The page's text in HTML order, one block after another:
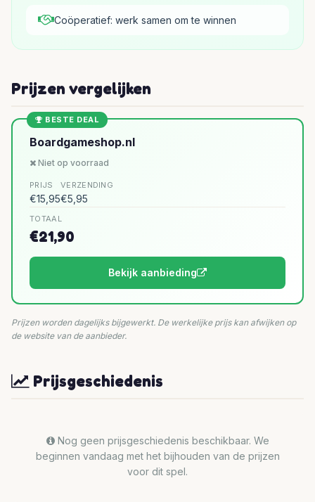
Coöperatief: werk samen om te winnen
Prijzen vergelijken
BESTE DEAL
Boardgameshop.nl
Niet op voorraad
PRIJS
€15,95
VERZENDING
€5,95
TOTAAL
€21,90
Bekijk aanbieding
Prijzen worden dagelijks bijgewerkt. De werkelijke prijs kan afwijken op
de website van de aanbieder.
Prijsgeschiedenis
Nog geen prijsgeschiedenis beschikbaar. We
beginnen vandaag met het bijhouden van de prijzen
voor dit spel.